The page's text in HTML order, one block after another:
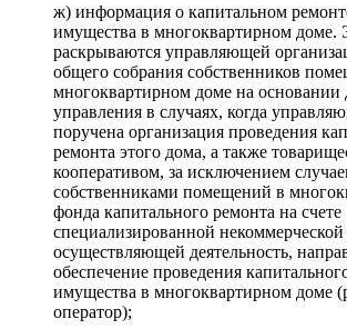
ж) информация о капитальном
имущества в многоквартирном доме.
раскрываются управляющей
общего собрания собственников
многоквартирном доме на основании
управления в случаях, когда
поручена организация проведения
ремонта этого дома, а также
кооперативом, за исключением
собственниками помещений в
фонда капитального ремонта на счете
специализированной
осуществляющей деятельность,
обеспечение проведения
имущества в многоквартирном доме
оператор);